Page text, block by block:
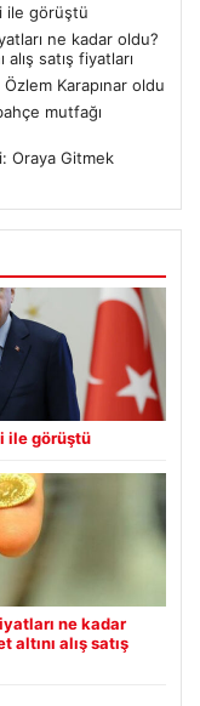
ile görüştü
ne kadar oldu?
satış fiyatları
Karapınar oldu
mutfağı
Oraya Gitmek
ile görüştü
ne kadar
alış satış